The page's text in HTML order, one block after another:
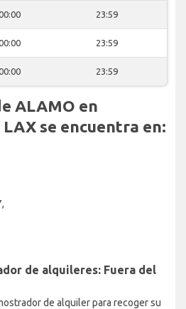
23:59
23:59
23:59
ALAMO en
se encuentra en:
de alquileres: Fuera del
de alquiler para recoger su